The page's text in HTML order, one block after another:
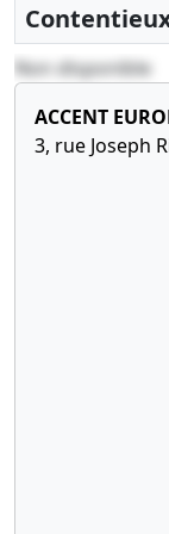
Non disponible
ACCENT
3, rue Joseph